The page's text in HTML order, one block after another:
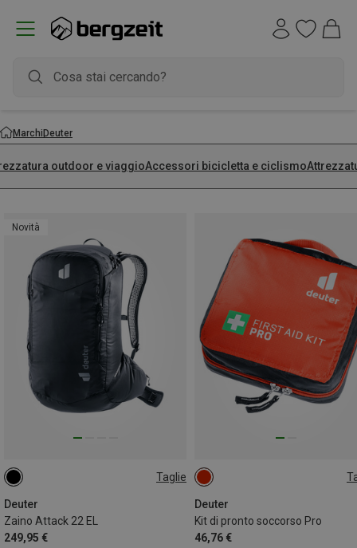
MarchiDeuter
outdoor e viaggioAccessori bicicletta e ciclismo
Novità
Taglie
Deuter
Zaino Attack 22 EL
249,95 €
22L
Deuter
Kit di pronto soccorso Pro
46,76 €
ONE SIZE